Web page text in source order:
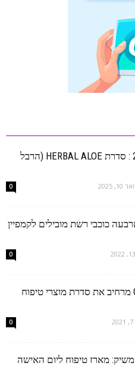
הרבלייף מציעה ליום האישה 2025 : סדרת HERBAL ALOE (הרבל
2025
0
ארבעה כוכבי רשת מובילים לקמפיין
0
מותג הטיפוח הבינלאומי GARNIER מרחיב את סדרת מוצרי טיפוח
0
משיק: מארז טיפוח ליום האישה